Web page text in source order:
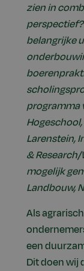
zien in
belangrijke
programma
Hogeschool,
Larenstein,
&
mogelijk
Landbouw,
Als
een
Dit doen wij